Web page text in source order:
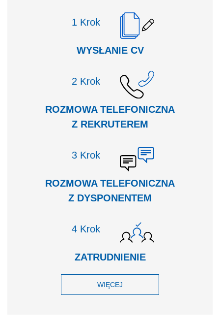
Krok
WYSŁANIE CV
Krok
ROZMOWA TELEFONICZNA
Z REKRUTEREM
Krok
ROZMOWA TELEFONICZNA
Z DYSPONENTEM
Krok
ZATRUDNIENIE
WIĘCEJ